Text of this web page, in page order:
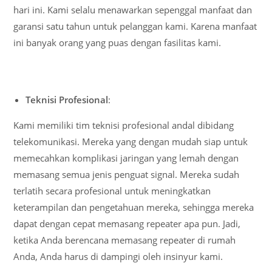
hari ini. Kami selalu menawarkan sepenggal manfaat dan
garansi satu tahun untuk pelanggan kami. Karena manfaat
ini banyak orang yang puas dengan fasilitas kami.
Teknisi Profesional:
Kami memiliki tim teknisi profesional andal dibidang
telekomunikasi. Mereka yang dengan mudah siap untuk
memecahkan komplikasi jaringan yang lemah dengan
memasang semua jenis penguat signal. Mereka sudah
terlatih secara profesional untuk meningkatkan
keterampilan dan pengetahuan mereka, sehingga mereka
dapat dengan cepat memasang repeater apa pun. Jadi,
ketika Anda berencana memasang repeater di rumah
Anda, Anda harus di dampingi oleh insinyur kami.